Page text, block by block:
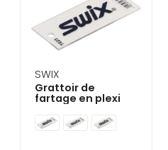
SWIX
Grattoir de
fartage en plexi